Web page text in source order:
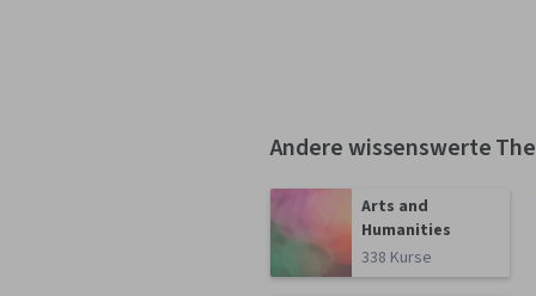
Andere wissenswerte
Arts and
Humanities
338 Kurse